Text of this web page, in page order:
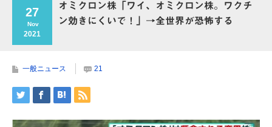
27
Nov
2021
オミクロン株「ワイ、オミクロン株。ワクチ
ン効きにくいで！」→全世界が恐怖する
一般ニュース 21